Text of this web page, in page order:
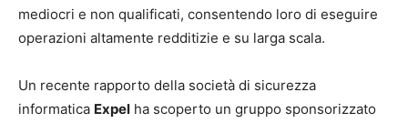
mediocri e non qualificati, consentendo loro di eseguire
operazioni altamente redditizie e su larga scala.
Un recente rapporto della società di sicurezza
informatica Expel ha scoperto un gruppo sponsorizzato